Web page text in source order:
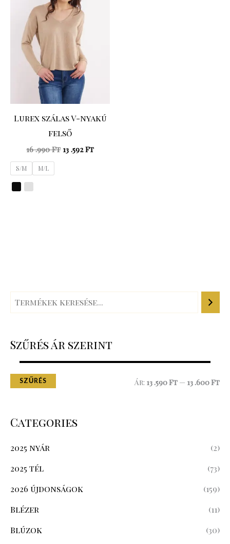
Szűrés ár szerint
SZŰRÉS Ár: 13 .590 Ft — 13 .600 Ft
Categories
2025 nyár
(2)
2025 tél
(73)
2026 újdonságok
(159)
Blézer
(11)
Blúzok
(30)
Lurex szálas V-nyakú
felső
16 .990Ft
16
.990 Ft.
13 .592Ft
S/M M/L